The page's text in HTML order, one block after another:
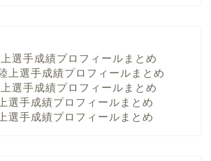
上選手成績プロフィールまとめ
上選手成績プロフィールまとめ
上選手成績プロフィールまとめ
選手成績プロフィールまとめ
選手成績プロフィールまとめ